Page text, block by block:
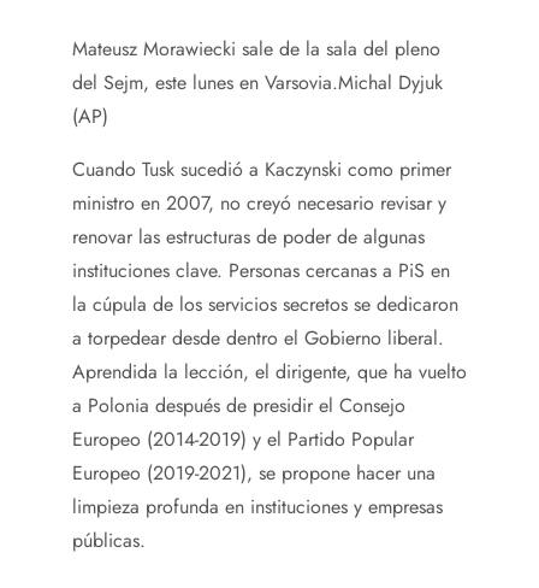
Mateusz Morawiecki sale de la sala del pleno
del Sejm, este lunes en Varsovia.Michal Dyjuk
(AP)
Cuando Tusk sucedió a Kaczynski como primer
ministro en 2007, no creyó necesario revisar y
renovar las estructuras de poder de algunas
instituciones clave. Personas cercanas a PiS en
la cúpula de los servicios secretos se dedicaron
a torpedear desde dentro el Gobierno liberal.
Aprendida la lección, el dirigente, que ha vuelto
a Polonia después de presidir el Consejo
Europeo (2014-2019) y el Partido Popular
Europeo (2019-2021), se propone hacer una
limpieza profunda en instituciones y empresas
públicas.